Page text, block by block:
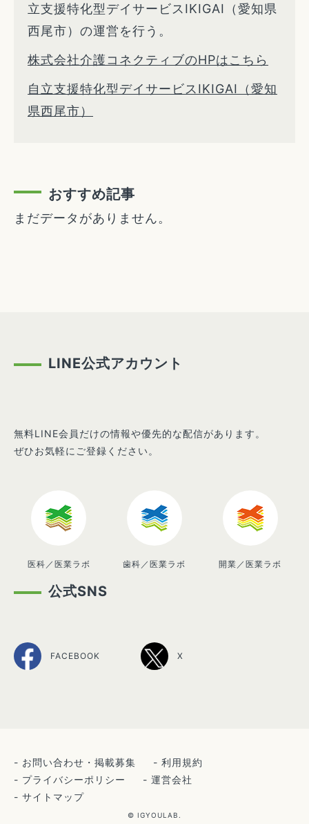
立支援特化型デイサービスIKIGAI（愛知県
西尾市）の運営を行う。
株式会社介護コネクティブのHPはこちら
自立支援特化型デイサービスIKIGAI（愛知
県西尾市）
おすすめ記事
まだデータがありません。
LINE公式アカウント
無料LINE会員だけの情報や優先的な配信があります。
ぜひお気軽にご登録ください。
医科／医業ラボ 歯科／医業ラボ 開業／医業ラボ
公式SNS
FACEBOOK X
お問い合わせ・掲載募集
利用規約
プライバシーポリシー
運営会社
サイトマップ
© IGYOULAB.